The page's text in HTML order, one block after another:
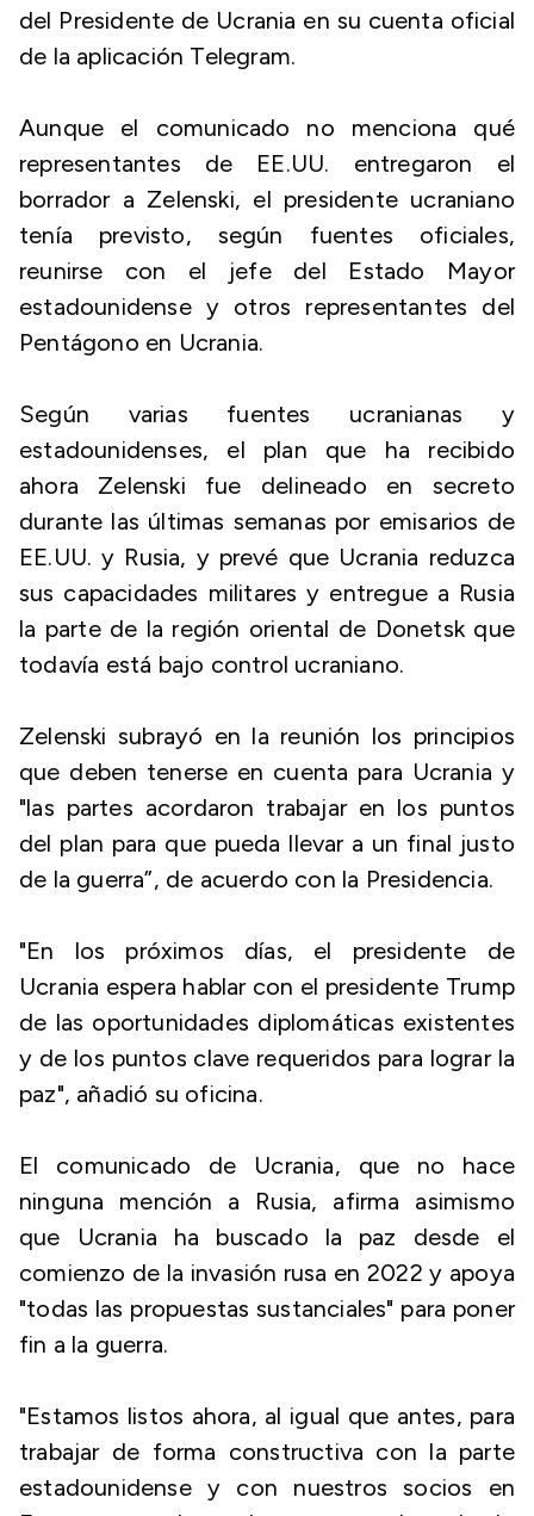
del Presidente de Ucrania en su cuenta oficial
de la aplicación Telegram.
Aunque el comunicado no menciona qué
representantes de EE.UU. entregaron el
borrador a Zelenski, el presidente ucraniano
tenía previsto, según fuentes oficiales,
reunirse con el jefe del Estado Mayor
estadounidense y otros representantes del
Pentágono en Ucrania.
Según varias fuentes ucranianas y
estadounidenses, el plan que ha recibido
ahora Zelenski fue delineado en secreto
durante las últimas semanas por emisarios de
EE.UU. y Rusia, y prevé que Ucrania reduzca
sus capacidades militares y entregue a Rusia
la parte de la región oriental de Donetsk que
todavía está bajo control ucraniano.
Zelenski subrayó en la reunión los principios
que deben tenerse en cuenta para Ucrania y
"las partes acordaron trabajar en los puntos
del plan para que pueda llevar a un final justo
de la guerra”, de acuerdo con la Presidencia.
"En los próximos días, el presidente de
Ucrania espera hablar con el presidente Trump
de las oportunidades diplomáticas existentes
y de los puntos clave requeridos para lograr la
paz", añadió su oficina.
El comunicado de Ucrania, que no hace
ninguna mención a Rusia, afirma asimismo
que Ucrania ha buscado la paz desde el
comienzo de la invasión rusa en 2022 y apoya
"todas las propuestas sustanciales" para poner
fin a la guerra.
"Estamos listos ahora, al igual que antes, para
trabajar de forma constructiva con la parte
estadounidense y con nuestros socios en